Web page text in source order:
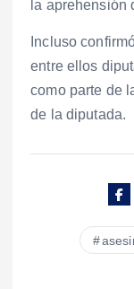
la aprehensión
Incluso
entre ellos
como parte de
de la diputada.